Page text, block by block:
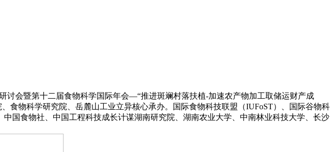
会暨第十二届食物科学国际年会—“推进斑斓村落扶植-加速农产物加工取储运财产成
食物科学研究院、岳麓山工业立异核心承办。国际食物科技联盟（IUFoST）、国际谷物科
国食物社、中国工程科技成长计谋湖南研究院、湖南农业大学、中南林业科技大学、长沙